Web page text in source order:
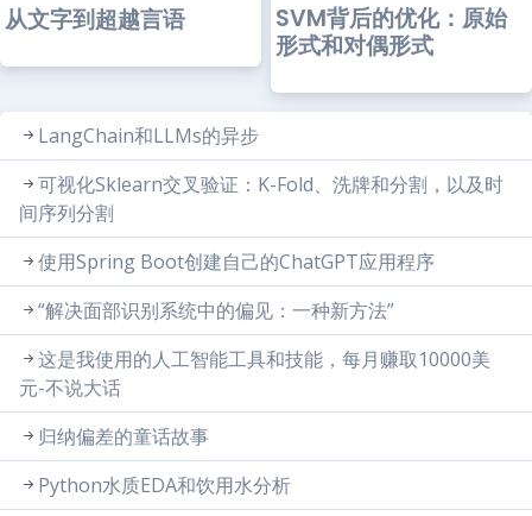
从文字到超越言语
SVM背后的优化：原始
形式和对偶形式
LangChain和LLMs的异步
可视化Sklearn交叉验证：K-Fold、洗牌和分割，以及时
间序列分割
使用Spring Boot创建自己的ChatGPT应用程序
“解决面部识别系统中的偏见：一种新方法”
这是我使用的人工智能工具和技能，每月赚取10000美
元-不说大话
归纳偏差的童话故事
Python水质EDA和饮用水分析